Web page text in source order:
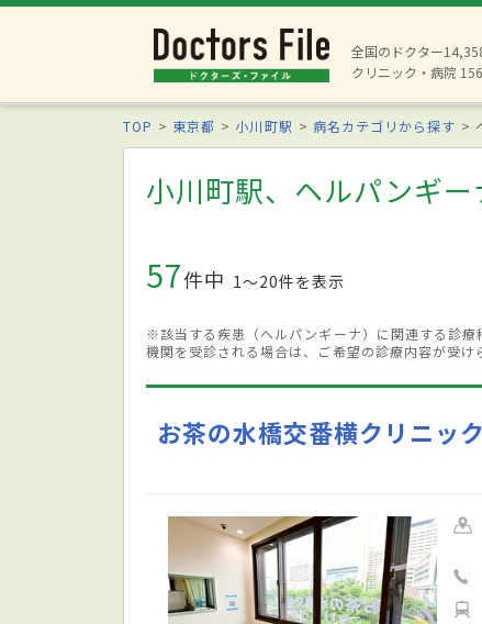
全国のドクター
クリニック・病院
TOP 東京都 小川町駅 病名カテゴリから探す
小川町駅、ヘルパンギー
57件中 1〜20件を表示
※該当する疾患（ヘルパンギーナ）に関連する診
機関を受診される場合は、ご希望の診療内容が受け
お茶の水橋交番横クリニック